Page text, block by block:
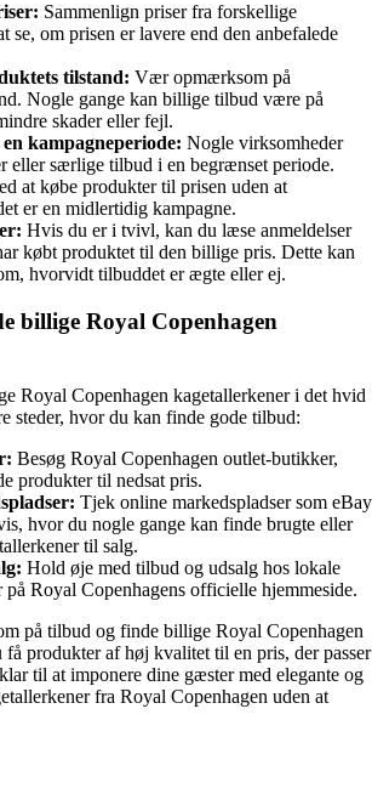
Sammenlign priser fra forskellige
se, om prisen er lavere end den anbefalede
tilstand: Vær opmærksom på
Nogle gange kan billige tilbud være på
skader eller fejl.
kampagneperiode: Nogle virksomheder
eller særlige tilbud i en begrænset periode.
at købe produkter til prisen uden at
er en midlertidig kampagne.
Hvis du er i tvivl, kan du læse anmeldelser
købt produktet til den billige pris. Dette kan
hvorvidt tilbuddet er ægte eller ej.
billige Royal Copenhagen
Royal Copenhagen kagetallerkener i det hvid
steder, hvor du kan finde gode tilbud:
Besøg Royal Copenhagen outlet-butikker,
produkter til nedsat pris.
Tjek online markedspladser som eBay
hvor du nogle gange kan finde brugte eller
til salg.
Hold øje med tilbud og udsalg hos lokale
på Royal Copenhagens officielle hjemmeside.
på tilbud og finde billige Royal Copenhagen
få produkter af høj kvalitet til en pris, der passer
til at imponere dine gæster med elegante og
fra Royal Copenhagen uden at